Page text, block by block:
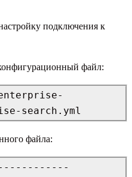
подключения к
файл:
search.yml
файла: